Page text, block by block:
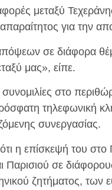
μεταξύ
για την
σε διάφορα
μας», είπε.
στο
τηλεφωνική
συνεργασίας.
η επίσκεψή του στο
Παρισιού σε
ζητήματος,